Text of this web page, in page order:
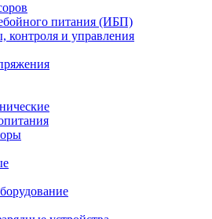
питания (ИБП)
контроля и управления